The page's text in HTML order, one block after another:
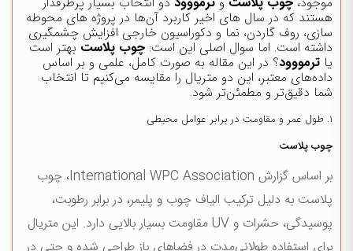
هستند که در سال های اخیر کاربرد آن‌ها در پروژه های محوطه
سازی، روف گاردن، نما و دکوراسیون خارجی افزایش چشمگیری
داشته است. اما سوال اصلی این است: چوب پلاست بهتر است
یا ترمووود؟ در این مقاله به صورت کامل، علمی و بر اساس
داده‌های معتبر، این دو متریال را مقایسه می‌کنیم تا انتخاب
شما دقیق‌تر و مطمئن‌تر شود.
۱. طول عمر و مقاومت در برابر عوامل محیطی
چوب پلاست
بر اساس گزارش International WPC Association، چوب
پلاست به دلیل ترکیب الیاف چوب و پلیمر، در برابر رطوبت،
پوسیدگی، حشرات و UV مقاومت بسیار بالایی دارد. این متریال